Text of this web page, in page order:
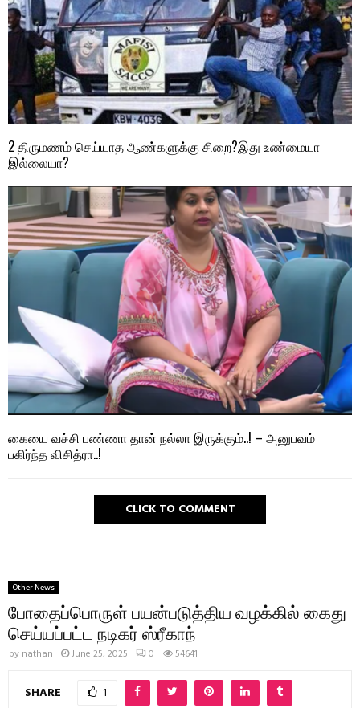
2 திருமணம் செய்யாத ஆண்களுக்கு சிறை?இது உண்மையா
இல்லையா?
கையை வச்சி பண்ணா தான் நல்லா இருக்கும்..! – அனுபவம்
பகிர்ந்த விசித்ரா..!
CLICK TO COMMENT
Other News
போதைப்பொருள் பயன்படுத்திய வழக்கில் கைது
செய்யப்பட்ட நடிகர் ஸ்ரீகாந்
by nathan June 25, 2025 0 54641
SHARE 1